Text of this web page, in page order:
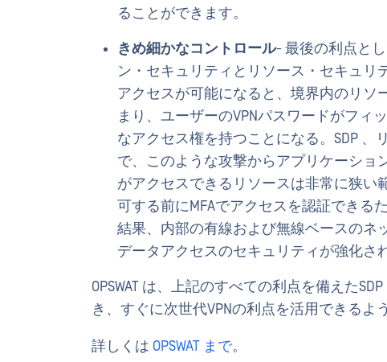
ることができます。
きめ細かなコントロール- 最後の利点と
ン・セキュリティとリソース・セキュリ
アクセスが可能になると、境界内のリソ
まり、ユーザーのVPNパスワードがフィ
なアクセス権を持つことになる。SDP
で、このような攻撃からアプリケーショ
がアクセスできるリソースは非常に狭い
可する前にMFAでアクセスを認証できる
結果、内部の有線および無線ベースのネ
データアクセスのセキュリティが強化さ
OPSWAT は、上記のすべての利点を備えた
き、すぐに次世代VPNの利点を活用できるよ
詳しくは OPSWAT まで。